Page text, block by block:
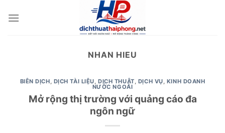
NHAN HIEU
BIÊN DỊCH, DỊCH TÀI LIỆU,DỊCH THUẬT, DỊCH VỤ, KINH DOANH
NƯỚC NGOÀI
Mở rộng thị trường với quảng cáo đa
ngôn ngữ